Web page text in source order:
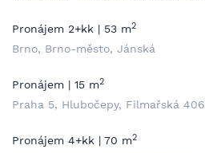
Pronájem 2+kk | 53 m2
Brno, Brno-město, Jánská
Pronájem | 15 m2
Praha 5, Hlubočepy, Filmařská 406
Pronájem 4+kk | 70 m2